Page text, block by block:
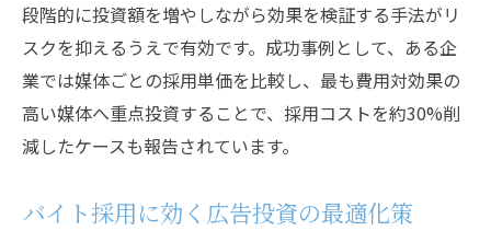
段階的に投資額を増やしながら効果を検証する手法がリ
スクを抑えるうえで有効です。成功事例として、ある企
業では媒体ごとの採用単価を比較し、最も費用対効果の
高い媒体へ重点投資することで、採用コストを約30%削
減したケースも報告されています。
バイト採用に効く広告投資の最適化策